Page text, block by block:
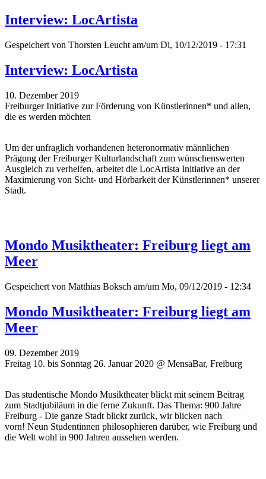
Interview: LocArtista
Gespeichert von Thorsten Leucht am/um Di, 10/12/2019 - 17:31
Interview: LocArtista
10. Dezember 2019
Freiburger Initiative zur Förderung von Künstlerinnen* und allen,
die es werden möchten
Um der unfraglich vorhandenen heteronormativ männlichen
Prägung der Freiburger Kulturlandschaft zum wünschenswerten
Ausgleich zu verhelfen, arbeitet die LocArtista Initiative an der
Maximierung von Sicht- und Hörbarkeit der Künstlerinnen* unserer
Stadt.
Mondo Musiktheater: Freiburg liegt am
Meer
Gespeichert von Matthias Boksch am/um Mo, 09/12/2019 - 12:34
Mondo Musiktheater: Freiburg liegt am
Meer
09. Dezember 2019
Freitag 10. bis Sonntag 26. Januar 2020 @ MensaBar, Freiburg
Das studentische Mondo Musiktheater blickt mit seinem Beitrag
zum Stadtjubiläum in die ferne Zukunft. Das Thema: 900 Jahre
Freiburg - Die ganze Stadt blickt zurück, wir blicken nach
vorn! Neun Studentinnen philosophieren darüber, wie Freiburg und
die Welt wohl in 900 Jahren aussehen werden.